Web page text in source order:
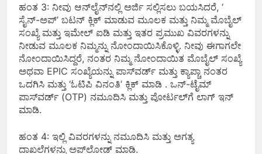
ಹಂತ 3: ನೀವು ಆನ್‌ಲೈನ್‌ನಲ್ಲಿ ಅರ್ಜಿ ಸಲ್ಲಿಸಲು ಬಯಸಿದರೆ, ‘
ಸೈನ್-ಅಪ್’ ಬಟನ್ ಕ್ಲಿಕ್ ಮಾಡುವ ಮೂಲಕ ಮತ್ತು ನಿಮ್ಮ ಮೊಬೈಲ್
ಸಂಖ್ಯೆ ಮತ್ತು ಇಮೇಲ್ ಐಡಿ ಮತ್ತು ಇತರ ಪ್ರಮುಖ ವಿವರಗಳನ್ನು
ನೀಡುವ ಮೂಲಕ ನಿಮ್ಮನ್ನು ನೋಂದಾಯಿಸಿಕೊಳ್ಳಿ. ನೀವು ಈಗಾಗಲೇ
ನೋಂದಾಯಿಸಿದ್ದರೆ, ನಂತರ ನಿಮ್ಮ ನೋಂದಾಯಿತ ಮೊಬೈಲ್ ಸಂಖ್ಯೆ
ಅಥವಾ EPIC ಸಂಖ್ಯೆಯನ್ನು ಪಾಸ್‌ವರ್ಡ್ ಮತ್ತು ಕ್ಯಾಪ್ಚಾ ನಂತರ
ಒದಗಿಸಿ ಮತ್ತು ‘ಓಟಿಪಿ ವಿನಂತಿ’ ಕ್ಲಿಕ್ ಮಾಡಿ . ಒನ್-ಟೈಮ್
ಪಾಸ್‌ವರ್ಡ್ (OTP) ನಮೂದಿಸಿ ಮತ್ತು ಪೋರ್ಟಲ್‌ಗೆ ಲಾಗ್ ಇನ್
ಮಾಡಿ.
ಹಂತ 4: ಇಲ್ಲಿ ವಿವರಗಳನ್ನು ನಮೂದಿಸಿ ಮತ್ತು ಅಗತ್ಯ
ದಾಖಲೆಗಳನ್ನು ಅಪ್‌ಲೋಡ್ ಮಾಡಿ.